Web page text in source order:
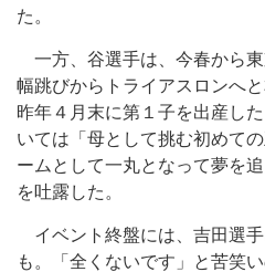
た。
一方、谷選手は、今春から
幅跳びからトライアスロンへ
昨年４月末に第１子を出産し
いては「母として挑む初めて
ームとして一丸となって夢を
を吐露した。
イベント終盤には、吉田選
も。「全くないです」と苦笑